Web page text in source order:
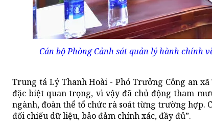
Cán bộ Phòng Cảnh sát quản lý hành chính
Trung tá Lý Thanh Hoài - Phó Trưởng Công an
đặc biệt quan trọng, vì vậy đã chủ động tham
ngành, đoàn thể tổ chức rà soát từng trường hợp.
đối chiếu dữ liệu, bảo đảm chính xác, đầy đủ”.